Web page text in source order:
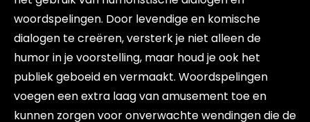
woordspelingen. Door levendige en komische
dialogen te creëren, versterk je niet alleen de
humor in je voorstelling, maar houd je ook het
publiek geboeid en vermaakt. Woordspelingen
voegen een extra laag van amusement toe en
kunnen zorgen voor onverwachte wendingen die de